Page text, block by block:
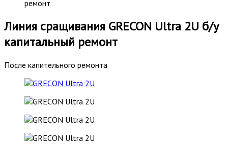
ремонт
Линия сращивания GRECON Ultra 2U б/у
капитальный ремонт
После капительного ремонта